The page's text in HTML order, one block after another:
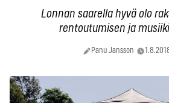
Lonnan saarella hyvä olo
rentoutumisen ja
Panu Jansson